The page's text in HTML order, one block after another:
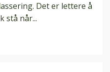
Det er lettere å
stå når...